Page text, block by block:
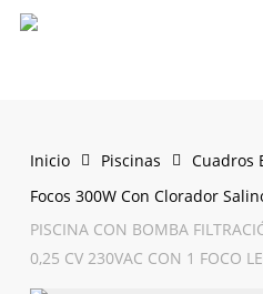
Saltar
Inicio Piscinas
Cuadros
Focos 300W Con Clorador
PISCINA CON BOMBA
0,25 CV 230VAC CON 1 FOCO